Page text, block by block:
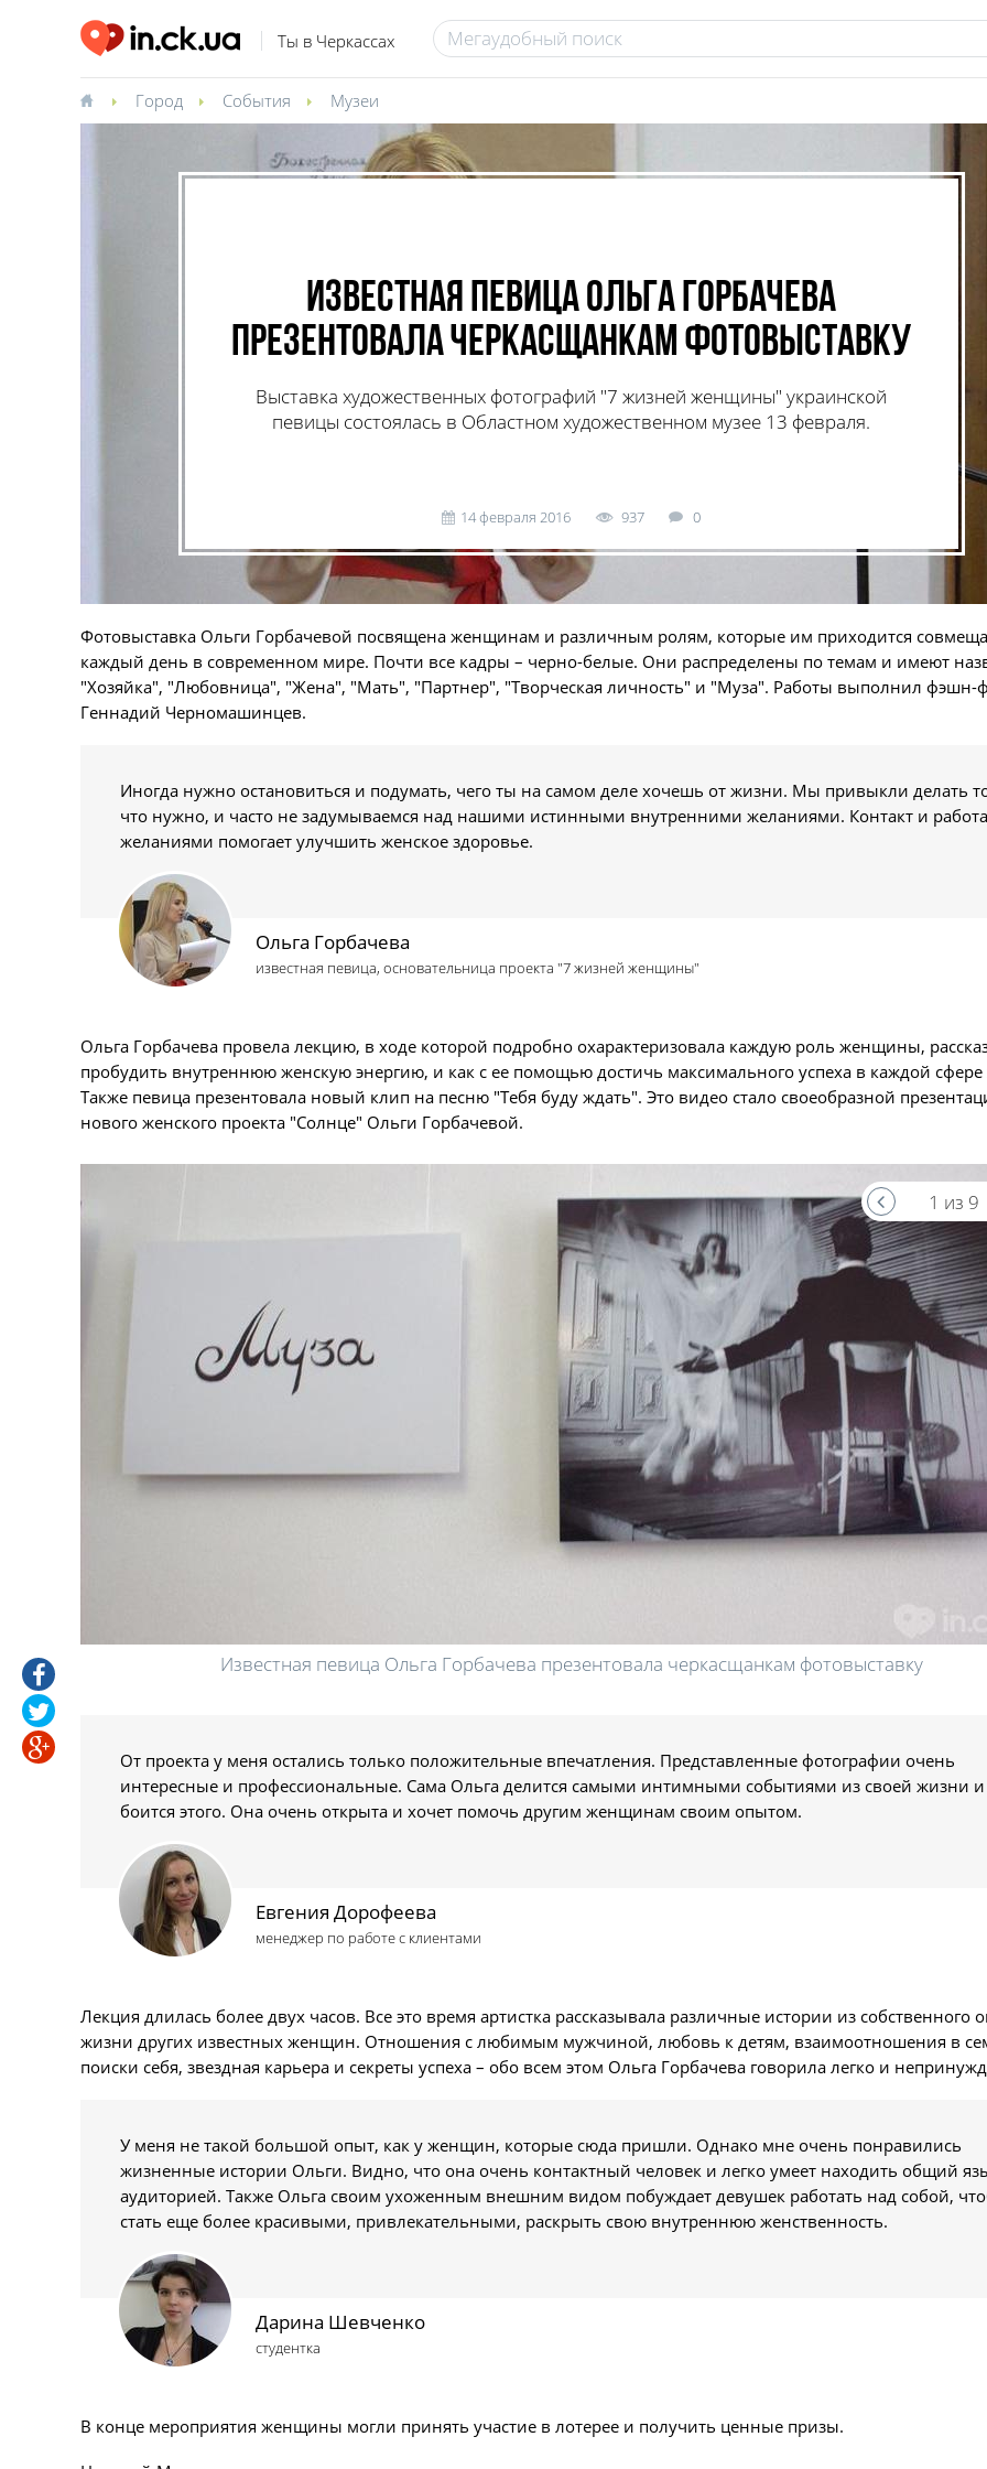
Ты в Черкассах
Город События Музеи
Известная певица Ольга Горбачева
презентовала черкасщанкам фотовыставку
Выставка художественных фотографий "7 жизней женщины" украинской
певицы состоялась в Областном художественном музее 13 февраля.
14 февраля 2016 937 0
Фотовыставка Ольги Горбачевой посвящена женщинам и различным ролям, которые им приходится
каждый день в современном мире. Почти все кадры – черно-белые. Они распределены по темам и имеют
"Хозяйка", "Любовница", "Жена", "Мать", "Партнер", "Творческая личность" и "Муза". Работы выполнил фэшн-
Геннадий Черномашинцев.
Иногда нужно остановиться и подумать, чего ты на самом деле хочешь от жизни. Мы привыкли делать
что нужно, и часто не задумываемся над нашими истинными внутренними желаниями. Контакт и
желаниями помогает улучшить женское здоровье.
Ольга Горбачева
известная певица, основательница проекта "7 жизней женщины"
Ольга Горбачева провела лекцию, в ходе которой подробно охарактеризовала каждую роль женщины,
пробудить внутреннюю женскую энергию, и как с ее помощью достичь максимального успеха в каждой
Также певица презентовала новый клип на песню "Тебя буду ждать". Это видео стало своеобразной
нового женского проекта "Солнце" Ольги Горбачевой.
Известная певица Ольга Горбачева презентовала черкасщанкам фотовыставку
1 из 9
От проекта у меня остались только положительные впечатления. Представленные фотографии очень
интересные и профессиональные. Сама Ольга делится самыми интимными событиями из своей жизни
боится этого. Она очень открыта и хочет помочь другим женщинам своим опытом.
Евгения Дорофеева
менеджер по работе с клиентами
Лекция длилась более двух часов. Все это время артистка рассказывала различные истории из собственного
жизни других известных женщин. Отношения с любимым мужчиной, любовь к детям, взаимоотношения в
поиски себя, звездная карьера и секреты успеха – обо всем этом Ольга Горбачева говорила легко и
У меня не такой большой опыт, как у женщин, которые сюда пришли. Однако мне очень понравились
жизненные истории Ольги. Видно, что она очень контактный человек и легко умеет находить общий
аудиторией. Также Ольга своим ухоженным внешним видом побуждает девушек работать над собой,
стать еще более красивыми, привлекательными, раскрыть свою внутреннюю женственность.
Дарина Шевченко
студентка
В конце мероприятия женщины могли принять участие в лотерее и получить ценные призы.